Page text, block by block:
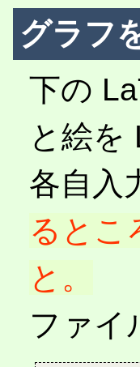
グラフ
下の
と絵を
各自入
るとこ
と。
ファイ